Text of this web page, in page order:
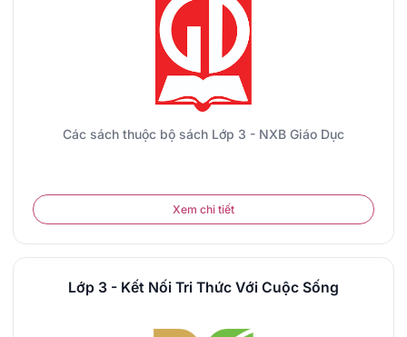
Các sách thuộc bộ sách Lớp 3 - NXB Giáo Dục
Xem chi tiết
Lớp 3 - Kết Nối Tri Thức Với Cuộc Sống